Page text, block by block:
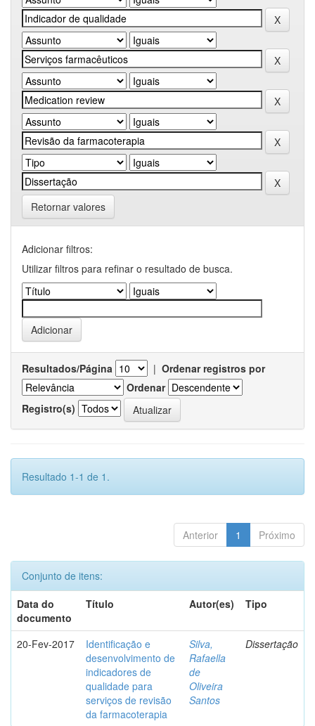
Retornar valores
Adicionar filtros:
Utilizar filtros para refinar o resultado de busca.
Resultados/Página | Ordenar registros por
Ordenar
Registro(s)
Resultado 1-1 de 1.
Anterior 1 Próximo
Conjunto de itens:
Data do
documento
Título Autor(es) Tipo
20-Fev-2017
Identificação e
desenvolvimento de
indicadores de
qualidade para
serviços de revisão
da farmacoterapia
Silva,
Rafaella
de
Oliveira
Santos
Dissertação